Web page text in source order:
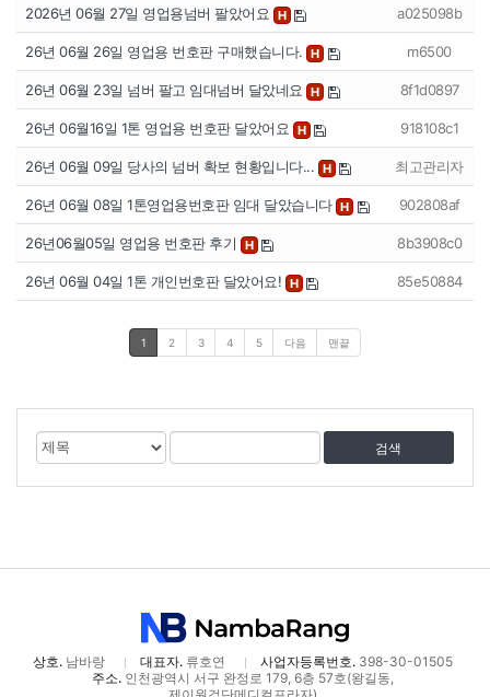
2026년 06월 27일 영업용넘버 팔았어요 H a025098b
26년 06월 26일 영업용 번호판 구매했습니다. H m6500
26년 06월 23일 넘버 팔고 임대넘버 달았네요 H 8f1d0897
26년 06월16일 1톤 영업용 번호판 달았어요 H 918108c1
26년 06월 09일 당사의 넘버 확보 현황입니다... H 최고관리자
26년 06월 08일 1톤영업용번호판 임대 달았습니다 H 902808af
26년06월05일 영업용 번호판 후기 H 8b3908c0
26년 06월 04일 1톤 개인번호판 달았어요! H 85e50884
1 2 3 4 5 다음 맨끝
게
물
검
색
대
검
어
상호.남바랑 대표자.류호연 사업자등록번호.398-30-01505
주소.인천광역시 서구 완정로 179, 6층 57호(왕길동,